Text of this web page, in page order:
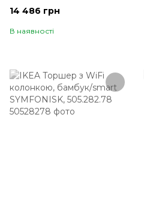
14 486 грн
В наявності